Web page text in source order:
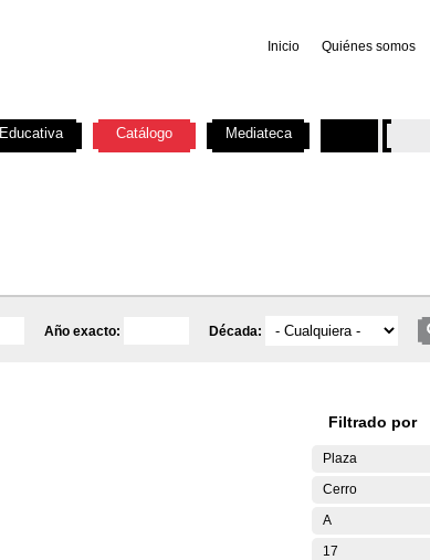
Inicio Quiénes somos
Año exacto: Década:
Filtrado por
Plaza
Cerro
A
17
Educativa Catálogo Mediateca